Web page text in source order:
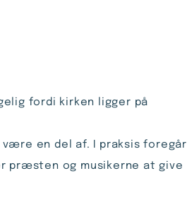
fordi kirken ligger på
en del af. I praksis foregår
præsten og musikerne at give